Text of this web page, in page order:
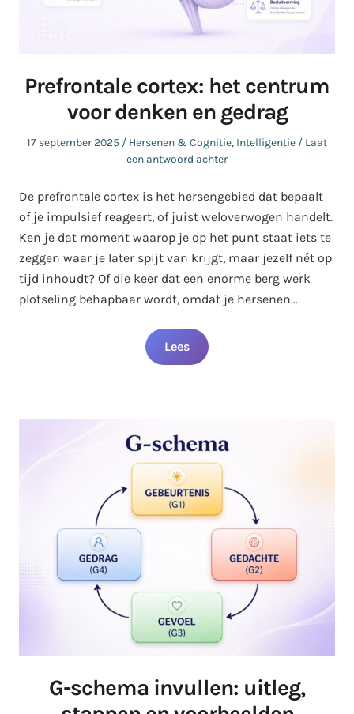
Prefrontale cortex: het centrum
voor denken en gedrag
Geplaatst
17 september 2025
Geplaatst
in
Hersenen & Cognitie, Intelligentie
Laat
een antwoord achter
De prefrontale cortex is het hersengebied dat bepaalt
of je impulsief reageert, of juist weloverwogen handelt.
Ken je dat moment waarop je op het punt staat iets te
zeggen waar je later spijt van krijgt, maar jezelf nét op
tijd inhoudt? Of die keer dat een enorme berg werk
plotseling behapbaar wordt, omdat je hersenen…
Lees
G-schema invullen: uitleg,